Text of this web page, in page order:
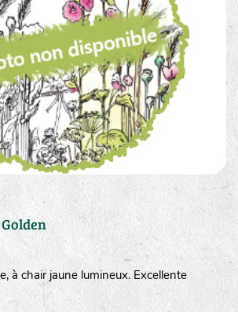
à chair jaune lumineux. Excellente